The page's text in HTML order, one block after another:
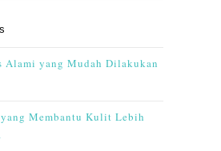
Alami yang Mudah Dilakukan
Membantu Kulit Lebih